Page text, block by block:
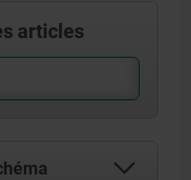
articles